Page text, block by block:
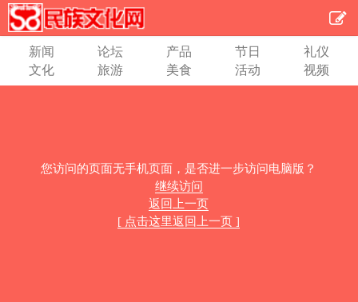
新闻 论坛 产品 节日
礼仪
文化
旅游 美食 活动 视频
您访问的页面无手机页面，是否进一步访问电脑版？
继续访问
返回上一页
[ 点击这里返回上一页 ]